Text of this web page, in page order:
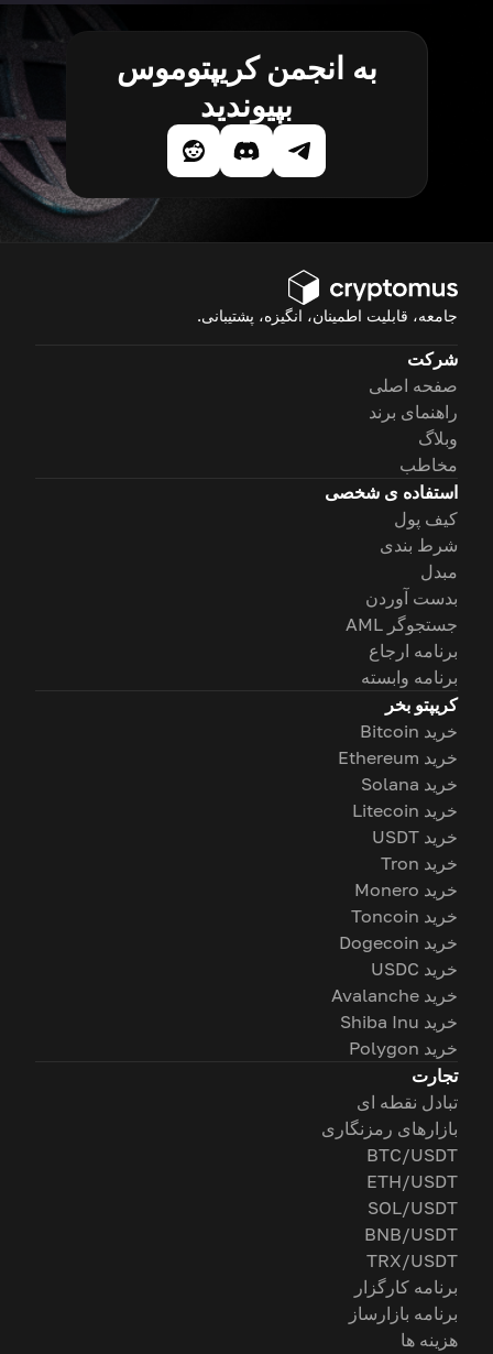
به انجمن کریپتوموس
بپیوندید
جامعه، قابلیت اطمینان، انگیزه، پشتیبانی.
شرکت
صفحه اصلی
راهنمای برند
وبلاگ
مخاطب
استفاده ی شخصی
کیف پول
شرط بندی
مبدل
بدست آوردن
جستجوگر AML
برنامه ارجاع
برنامه وابسته
کریپتو بخر
خرید Bitcoin
خرید Ethereum
خرید Solana
خرید Litecoin
خرید USDT
خرید Tron
خرید Monero
خرید Toncoin
خرید Dogecoin
خرید USDC
خرید Avalanche
خرید Shiba Inu
خرید Polygon
تجارت
تبادل نقطه ای
بازارهای رمزنگاری
BTC/USDT
ETH/USDT
SOL/USDT
BNB/USDT
TRX/USDT
برنامه کارگزار
برنامه بازارساز
هزینه ها